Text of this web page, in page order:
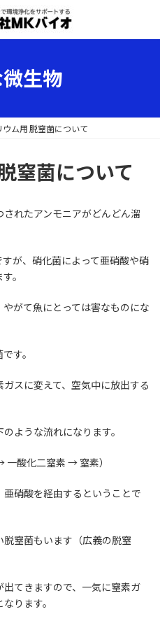
生物
ウム用 脱窒菌について
窒菌について
れたアンモニアがどんどん溜
が、硝化菌によって亜硝酸や硝
。
がて魚にとっては害なものにな
す。
スに変えて、空気中に放出する
ような流れになります。
酸化二窒素 → 窒素）
硝酸を経由するということで
窒菌もいます（広義の脱窒
てきますので、一気に窒素ガ
ります。